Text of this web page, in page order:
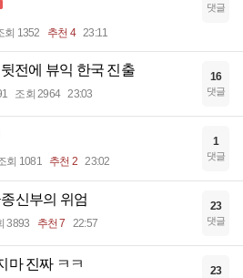
회 1352 추천 4 23:11
댓글
전에 뷰익 한국 진출
조회 2964 23:03
16
댓글
회 1081 추천 2 23:02
1
댓글
신부의 위엄
3893 추천 7 22:57
23
댓글
마 진짜 ㅋㅋ 23